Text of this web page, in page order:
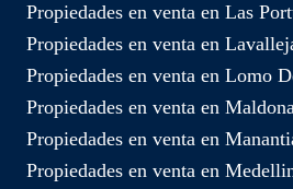
Propiedades en venta en Las
Propiedades en venta en
Propiedades en venta en Lomo
Propiedades en venta en
Propiedades en venta en
Propiedades en venta en